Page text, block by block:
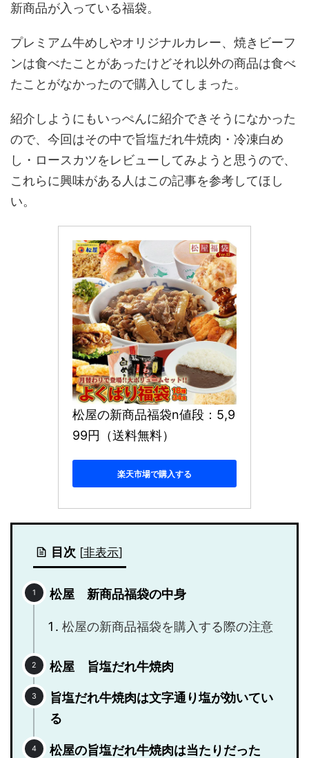
新商品が入っている福袋。
プレミアム牛めしやオリジナルカレー、焼きビーフ
ンは食べたことがあったけどそれ以外の商品は食べ
たことがなかったので購入してしまった。
紹介しようにもいっぺんに紹介できそうになかった
ので、今回はその中で旨塩だれ牛焼肉・冷凍白め
し・ロースカツをレビューしてみようと思うので、
これらに興味がある人はこの記事を参考してほし
い。
松屋の新商品福袋n値段：5,9
99円（送料無料）
楽天市場で購入する
目次 [非表示]
松屋 新商品福袋の中身
松屋の新商品福袋を購入する際の注意
松屋 旨塩だれ牛焼肉
旨塩だれ牛焼肉は文字通り塩が効いてい
る
松屋の旨塩だれ牛焼肉は当たりだった